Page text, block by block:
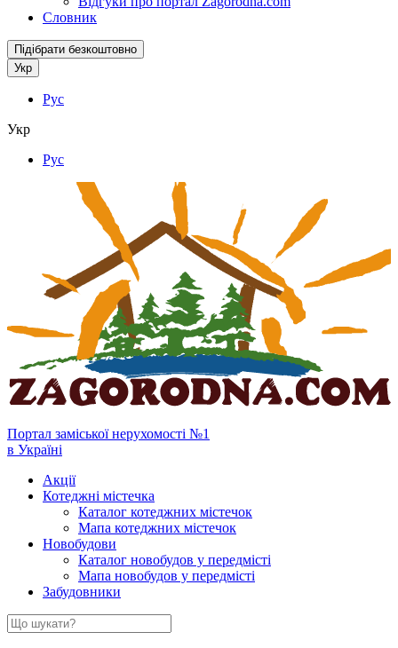
Словник
Підібрати безкоштовно
Укр
Рус
Укр
Рус
Портал заміської нерухомості №1
в Україні
Акції
Котеджні містечка
Каталог котеджних містечок
Мапа котеджних містечок
Новобудови
Каталог новобудов у передмісті
Мапа новобудов у передмісті
Забудовники